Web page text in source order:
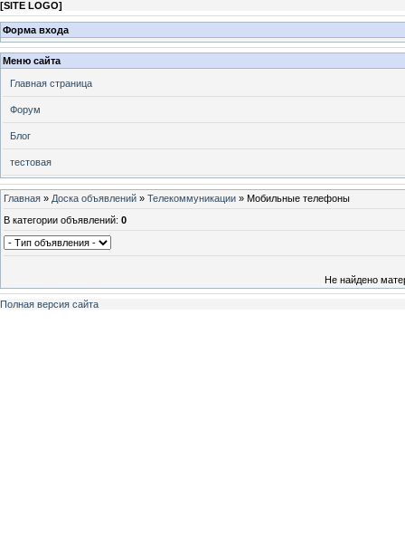
[SITE LOGO]
Форма входа
Меню сайта
Главная страница
Форум
Блог
тестовая
Главная » Доска объявлений » Телекоммуникации » Мобильные телефоны
В категории объявлений: 0
Не найдено
Полная версия сайта